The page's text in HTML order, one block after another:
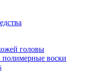
головы
воски